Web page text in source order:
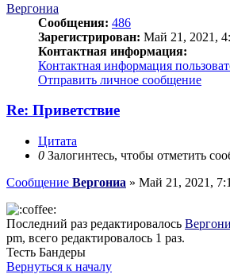
Вергониа
Сообщения: 486
Зарегистрирован: Май 21, 2021,
Контактная информация:
Контактная информация
Отправить личное сообщение
Re: Приветствие
Цитата
0 Залогинтесь, чтобы отметить
Сообщение Вергониа » Май 21, 2021,
Последний раз редактировалось
pm, всего редактировалось 1 раз.
Тесть Бандеры
Вернуться к началу